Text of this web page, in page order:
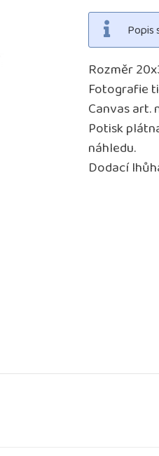
Popis
Rozměr
Fotografie
Canvas
Potisk
náhledu.
Dodací